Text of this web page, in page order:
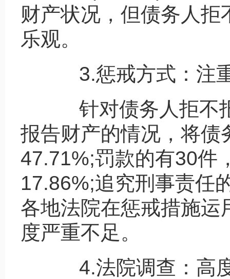
财产状况，但债务人
乐观。
3.惩戒方式：注重
针对债务人拒不报
报告财产的情况，将债
47.71%;罚款的有30件
17.86%;追究刑事责任
各地法院在惩戒措施运
度严重不足。
4.法院调查：高